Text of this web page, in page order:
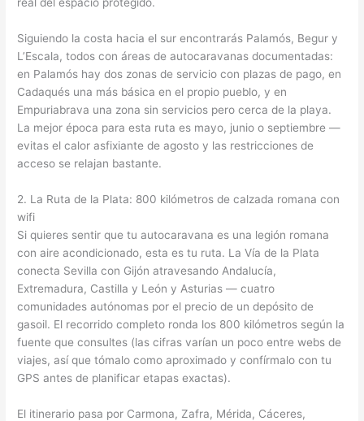
Siguiendo la costa hacia el sur encontrarás Palamós, Begur y
L’Escala, todos con áreas de autocaravanas documentadas:
en Palamós hay dos zonas de servicio con plazas de pago, en
Cadaqués una más básica en el propio pueblo, y en
Empuriabrava una zona sin servicios pero cerca de la playa.
La mejor época para esta ruta es mayo, junio o septiembre —
evitas el calor asfixiante de agosto y las restricciones de
acceso se relajan bastante.
2. La Ruta de la Plata: 800 kilómetros de calzada romana con
wifi
Si quieres sentir que tu autocaravana es una legión romana
con aire acondicionado, esta es tu ruta. La Vía de la Plata
conecta Sevilla con Gijón atravesando Andalucía,
Extremadura, Castilla y León y Asturias — cuatro
comunidades autónomas por el precio de un depósito de
gasoil. El recorrido completo ronda los 800 kilómetros según la
fuente que consultes (las cifras varían un poco entre webs de
viajes, así que tómalo como aproximado y confírmalo con tu
GPS antes de planificar etapas exactas).
El itinerario pasa por Carmona, Zafra, Mérida, Cáceres,